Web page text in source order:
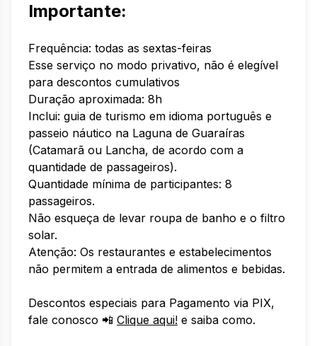
Importante:
Frequência: todas as sextas-feiras
Esse serviço no modo privativo, não é elegível
para descontos cumulativos
Duração aproximada: 8h
Inclui: guia de turismo em idioma português e
passeio náutico na Laguna de Guaraíras
(Catamarã ou Lancha, de acordo com a
quantidade de passageiros).
Quantidade mínima de participantes: 8
passageiros.
Não esqueça de levar roupa de banho e o filtro
solar.
Atenção: Os restaurantes e estabelecimentos
não permitem a entrada de alimentos e bebidas.
Descontos especiais para Pagamento via PIX,
fale conosco 📲 Clique aqui! e saiba como.